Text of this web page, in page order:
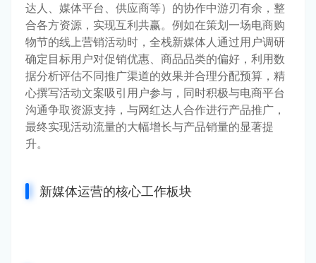
达人、媒体平台、供应商等）的协作中游刃有余，整
合各方资源，实现互利共赢。例如在策划一场电商购
物节的线上营销活动时，全栈新媒体人通过用户调研
确定目标用户对促销优惠、商品品类的偏好，利用数
据分析评估不同推广渠道的效果并合理分配预算，精
心撰写活动文案吸引用户参与，同时积极与电商平台
沟通争取资源支持，与网红达人合作进行产品推广，
最终实现活动流量的大幅增长与产品销量的显著提
升。
新媒体运营的核心工作板块